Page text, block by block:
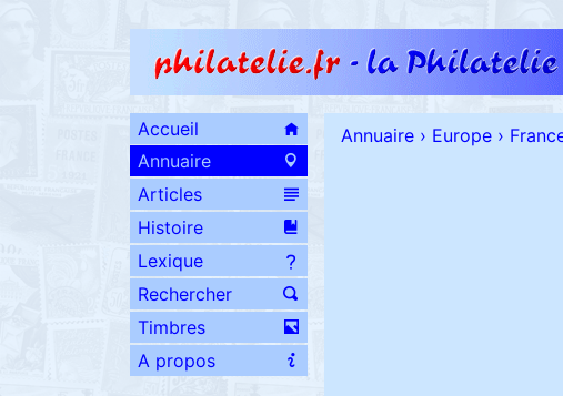
Accueil
Annuaire
Articles
Histoire
Lexique
Rechercher
Timbres
A propos
Annuaire › Europe ›